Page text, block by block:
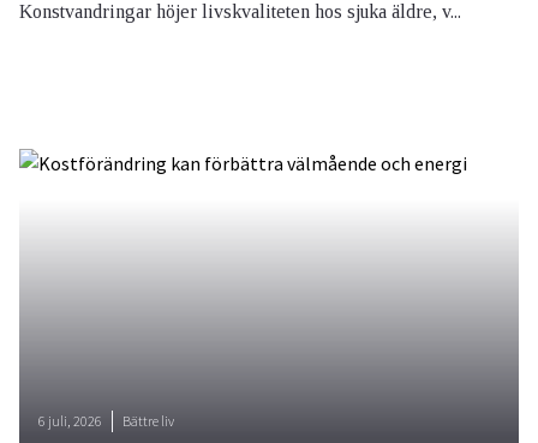
Konstvandringar höjer livskvaliteten hos sjuka äldre, v...
6 juli, 2026 Bättre liv